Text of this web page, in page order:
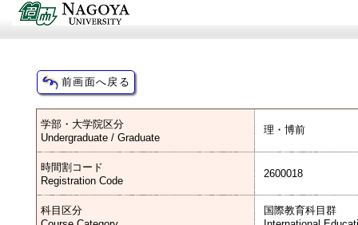
学部・大学院区分
Undergraduate / Graduate
理・博前
時間割コード
Registration Code
2600018
科目区分
国際教育科目群